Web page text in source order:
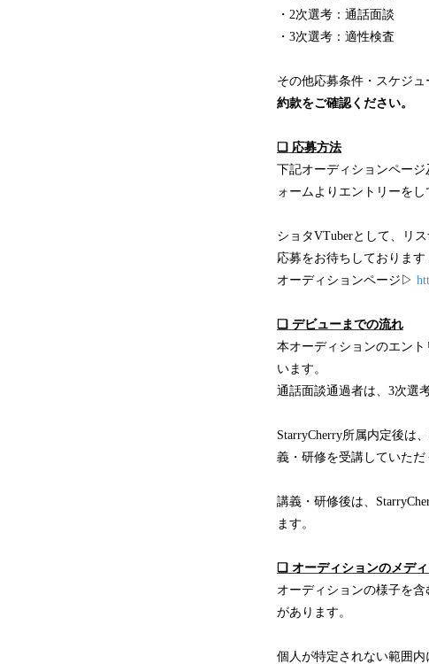
・2次選考：通話面談
・3次選考：適性検査
その他応募条件・スケジ
約款をご確認ください。
❏ 応募方法
下記オーディションペー
ォームよりエントリーをし
ショタVTuberとして、リ
応募をお待ちしております
オーディションページ▷
❏ デビューまでの流れ
本オーディションのエン
います。
通話面談通過者は、3次選
StarryCherry所属内定後は
義・研修を受講していただ
講義・研修後は、
ます。
❏ オーディションのメデ
オーディションの様子を
があります。
個人が特定されない範囲内